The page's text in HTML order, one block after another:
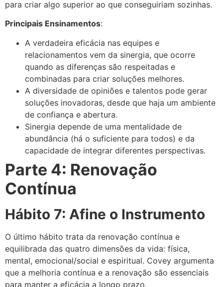
para criar algo superior ao que conseguiriam sozinhas.
Principais Ensinamentos:
A verdadeira eficácia nas equipes e
relacionamentos vem da sinergia, que ocorre
quando as diferenças são respeitadas e
combinadas para criar soluções melhores.
A diversidade de opiniões e talentos pode gerar
soluções inovadoras, desde que haja um ambiente
de confiança e abertura.
Sinergia depende de uma mentalidade de
abundância (há o suficiente para todos) e da
capacidade de integrar diferentes perspectivas.
Parte 4: Renovação
Contínua
Hábito 7: Afine o Instrumento
O último hábito trata da renovação contínua e
equilibrada das quatro dimensões da vida: física,
mental, emocional/social e espiritual. Covey argumenta
que a melhoria contínua e a renovação são essenciais
para manter a eficácia a longo prazo.